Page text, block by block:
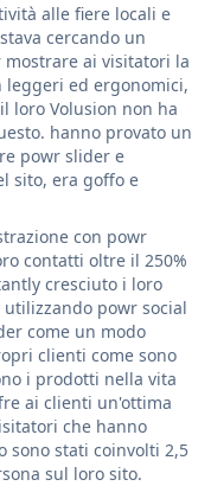
alle fiere locali e
cercando un
ai visitatori la
ed ergonomici,
loro Volusion non ha
hanno provato un
powr slider e
sito, era goffo e
con powr
contatti oltre il 250%
cresciuto i loro
powr social
come un modo
clienti come sono
i prodotti nella vita
ai clienti un'ottima
che hanno
sono stati coinvolti 2,5
sul loro sito.